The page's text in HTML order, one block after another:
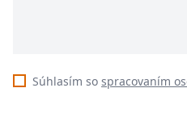
Súhlasím so spracovaním